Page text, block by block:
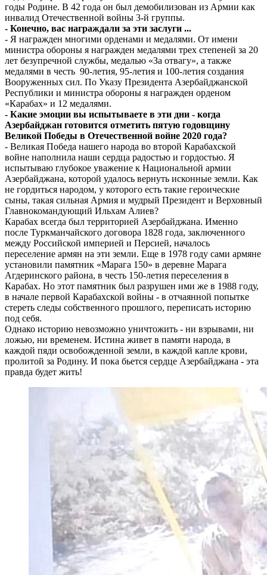
годы Родине. В 42 года он был демобилизован из Армии как
инвалид Отечественной войны 3-й группы.
- Конечно, вас награждали за эти заслуги ...
- Я награжден многими орденами и медалями. От имени
министра обороны я награжден медалями трех степеней за 20
лет безупречной службы, медалью «За отвагу», а также
медалями в честь 90-летия, 95-летия и 100-летия создания
Вооруженных сил. По Указу Президента Азербайджанской
Республики и министра обороны я награжден орденом
«Карабах» и 12 медалями.
- Какие эмоции вы испытываете в эти дни - когда
Азербайджан готовится отметить пятую годовщину
Великой Победы в Отечественной войне 2020 года?
- Великая Победа нашего народа во второй Карабахской
войне наполнила наши сердца радостью и гордостью. Я
испытываю глубокое уважение к Национальной армии
Азербайджана, которой удалось вернуть исконные земли. Как
не гордиться народом, у которого есть такие героические
сыны, такая сильная Армия и мудрый Президент и Верховный
Главнокомандующий Ильхам Алиев?
Карабах всегда был территорией Азербайджана. Именно
после Туркманчайского договора 1828 года, заключенного
между Российской империей и Персией, началось
переселение армян на эти земли. Еще в 1978 году сами армяне
установили памятник «Марага 150» в деревне Марага
Агдеринского района, в честь 150-летия переселения в
Карабах. Но этот памятник был разрушен ими же в 1988 году,
в начале первой Карабахской войны - в отчаянной попытке
стереть следы собственного прошлого, переписать историю
под себя.
Однако историю невозможно уничтожить - ни взрывами, ни
ложью, ни временем. Истина живет в памяти народа, в
каждой пяди освобожденной земли, в каждой капле крови,
пролитой за Родину. И пока бьется сердце Азербайджана - эта
правда будет жить!